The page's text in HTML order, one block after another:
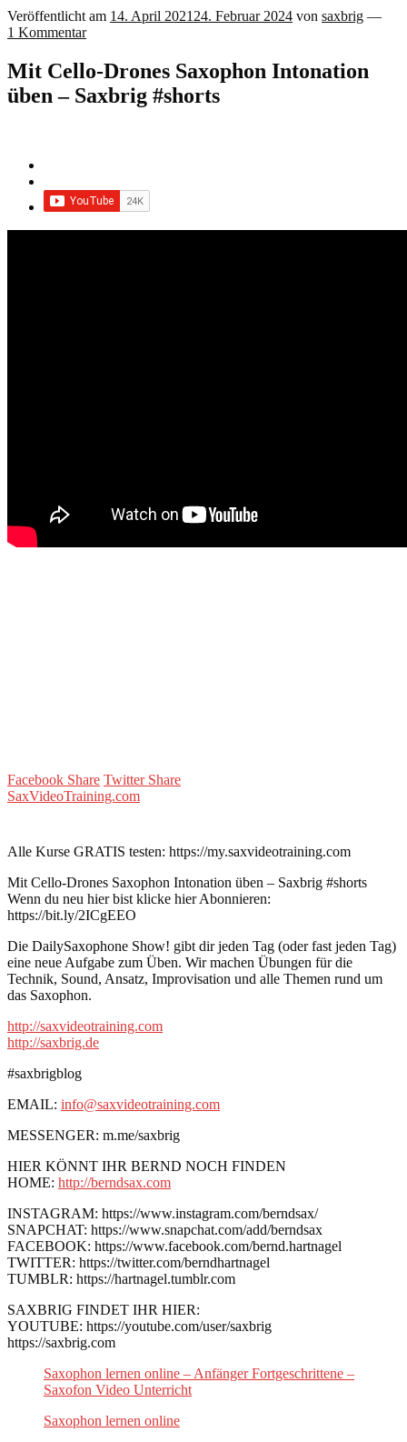
Veröffentlicht am 14. April 2021 24. Februar 2024 von saxbrig —
1 Kommentar
Mit Cello-Drones Saxophon Intonation
üben – Saxbrig #shorts
Facebook Share Twitter Share
SaxVideoTraining.com
Alle Kurse GRATIS testen: https://my.saxvideotraining.com
Mit Cello-Drones Saxophon Intonation üben – Saxbrig #shorts
Wenn du neu hier bist klicke hier Abonnieren:
https://bit.ly/2ICgEEO
Die DailySaxophone Show! gibt dir jeden Tag (oder fast jeden Tag)
eine neue Aufgabe zum Üben. Wir machen Übungen für die
Technik, Sound, Ansatz, Improvisation und alle Themen rund um
das Saxophon.
http://saxvideotraining.com
http://saxbrig.de
#saxbrigblog
EMAIL: info@saxvideotraining.com
MESSENGER: m.me/saxbrig
HIER KÖNNT IHR BERND NOCH FINDEN
HOME: http://berndsax.com
INSTAGRAM: https://www.instagram.com/berndsax/
SNAPCHAT: https://www.snapchat.com/add/berndsax
FACEBOOK: https://www.facebook.com/bernd.hartnagel
TWITTER: https://twitter.com/berndhartnagel
TUMBLR: https://hartnagel.tumblr.com
SAXBRIG FINDET IHR HIER:
YOUTUBE: https://youtube.com/user/saxbrig
https://saxbrig.com
Saxophon lernen online – Anfänger Fortgeschrittene –
Saxofon Video Unterricht
Saxophon lernen online